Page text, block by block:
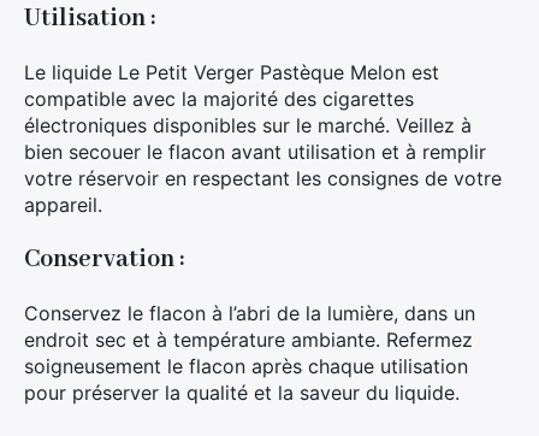
Utilisation :
Le liquide Le Petit Verger Pastèque Melon est
compatible avec la majorité des cigarettes
électroniques disponibles sur le marché. Veillez à
bien secouer le flacon avant utilisation et à remplir
votre réservoir en respectant les consignes de votre
appareil.
Conservation :
Conservez le flacon à l’abri de la lumière, dans un
endroit sec et à température ambiante. Refermez
soigneusement le flacon après chaque utilisation
pour préserver la qualité et la saveur du liquide.
×